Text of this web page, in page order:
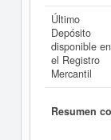
Último
Depósito
disponible en
el Registro
Mercantil
Resumen